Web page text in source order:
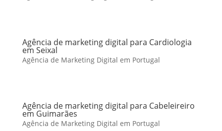
Agência de marketing digital para Cardiologia
em Seixal
Agência de Marketing Digital em Portugal
Agência de marketing digital para Cabeleireiro
em Guimarães
Agência de Marketing Digital em Portugal